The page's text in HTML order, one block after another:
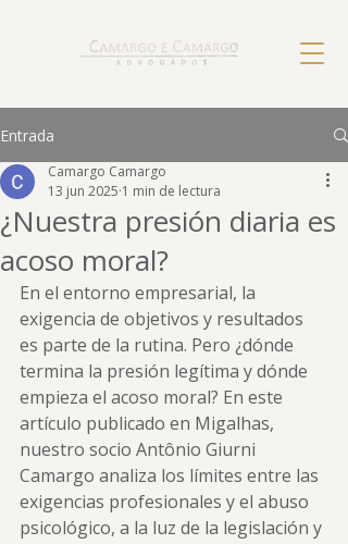
Entrada
¿Nuestra presión diaria es
acoso moral?
Camargo Camargo
13 jun 2025 1 min de lectura
En el entorno empresarial, la
exigencia de objetivos y resultados
es parte de la rutina. Pero ¿dónde
termina la presión legítima y dónde
empieza el acoso moral? En este
artículo publicado en Migalhas,
nuestro socio Antônio Giurni
Camargo analiza los límites entre las
exigencias profesionales y el abuso
psicológico, a la luz de la legislación y